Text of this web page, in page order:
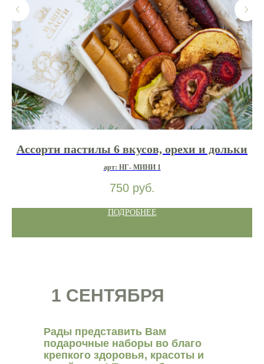
Ассорти пастилы 6 вкусов, орехи и дольки
арт: НГ- МИНИ 1
750 руб.
ПОДРОБНЕЕ
1 СЕНТЯБРЯ
Рады представить Вам
подарочные наборы во благо
крепкого здоровья, красоты и